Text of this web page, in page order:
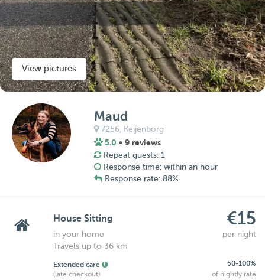
View pictures
Maud
7256, Keijenborg
5.0 • 9 reviews
Repeat guests: 1
Response time: within an hour
Response rate: 88%
House Sitting €15
in your home
per night
Travels up to 36 km
Extended care
50-100%
(late checkout)
of nightly rate